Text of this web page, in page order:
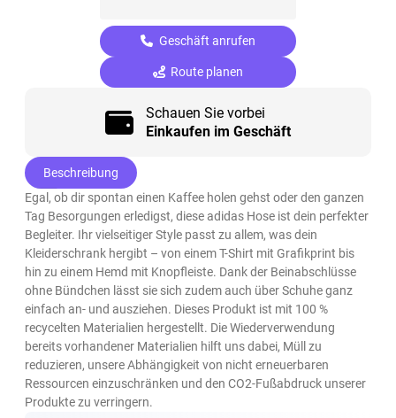
Geschäft anrufen
Route planen
Schauen Sie vorbei
Einkaufen im Geschäft
Beschreibung
Egal, ob dir spontan einen Kaffee holen gehst oder den ganzen
Tag Besorgungen erledigst, diese adidas Hose ist dein perfekter
Begleiter. Ihr vielseitiger Style passt zu allem, was dein
Kleiderschrank hergibt – von einem T-Shirt mit Grafikprint bis
hin zu einem Hemd mit Knopfleiste. Dank der Beinabschlüsse
ohne Bündchen lässt sie sich zudem auch über Schuhe ganz
einfach an- und ausziehen. Dieses Produkt ist mit 100 %
recycelten Materialien hergestellt. Die Wiederverwendung
bereits vorhandener Materialien hilft uns dabei, Müll zu
reduzieren, unsere Abhängigkeit von nicht erneuerbaren
Ressourcen einzuschränken und den CO2-Fußabdruck unserer
Produkte zu verringern.